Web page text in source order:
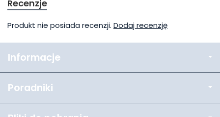
Recenzje
Produkt nie posiada recenzji. Dodaj recenzję
Informacje
Poradniki